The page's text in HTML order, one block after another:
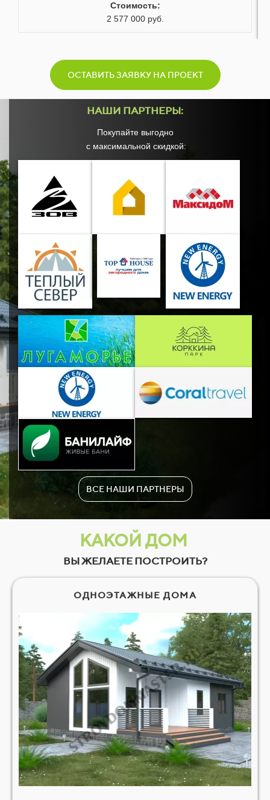
Стоимость:
2 577 000 руб.
ОСТАВИТЬ ЗАЯВКУ НА ПРОЕКТ
НАШИ ПАРТНЕРЫ:
Покупайте выгодно
с максимальной скидкой:
ВСЕ НАШИ ПАРТНЕРЫ
КАКОЙ ДОМ
ВЫ ЖЕЛАЕТЕ ПОСТРОИТЬ?
ОДНОЭТАЖНЫЕ ДОМА